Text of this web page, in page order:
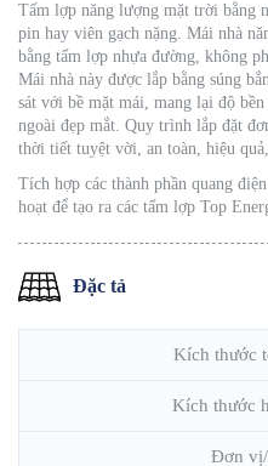
Tấm lợp năng lượng mặt trời bằng
pin hay viên gạch nặng. Mái nhà
bằng tấm lợp nhựa đường, không
Mái nhà này được lắp bằng súng
sát với bề mặt mái, mang lại độ
ngoài đẹp mắt. Quy trình lắp đặt
thời tiết tuyệt vời, an toàn, hiệu
Tích hợp các thành phần quang
hoạt để tạo ra các tấm lợp Top
Đặc tả
Kích thước
Kích thước
Đơn